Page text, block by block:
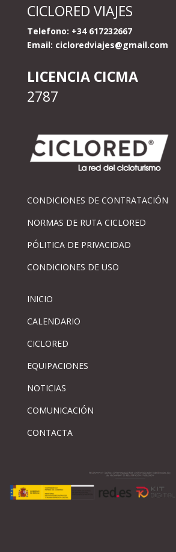
CICLORED VIAJES
Telefono: +34 617232667
Email: cicloredviajes@gmail.com
LICENCIA CICMA
2787
CONDICIONES DE CONTRATACIÓN
NORMAS DE RUTA CICLORED
PÓLITICA DE PRIVACIDAD
CONDICIONES DE USO
INICIO
CALENDARIO
CICLORED
EQUIPACIONES
NOTICIAS
COMUNICACIÓN
CONTACTA